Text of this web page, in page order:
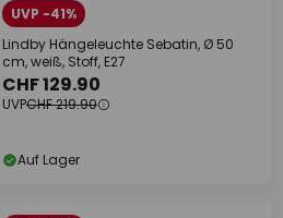
UVP -41%
Lindby Hängeleuchte Sebatin, Ø 50
cm, weiß, Stoff, E27
CHF 129.90
UVPCHF 219.90
Auf Lager